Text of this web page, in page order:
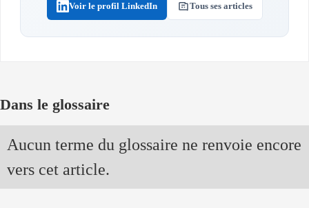
Voir le profil LinkedIn Tous ses articles
Dans le glossaire
Aucun terme du glossaire ne renvoie encore
vers cet article.